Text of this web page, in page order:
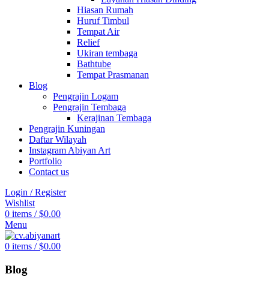
Hiasan Rumah
Huruf Timbul
Tempat Air
Relief
Ukiran tembaga
Bathtube
Tempat Prasmanan
Blog
Pengrajin Logam
Pengrajin Tembaga
Kerajinan Tembaga
Pengrajin Kuningan
Daftar Wilayah
Instagram Abiyan Art
Portfolio
Contact us
Login / Register
Wishlist
0 items / $0.00
Menu
0 items / $0.00
Blog